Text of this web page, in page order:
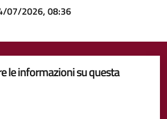
07/2026, 08:36
le informazioni su questa